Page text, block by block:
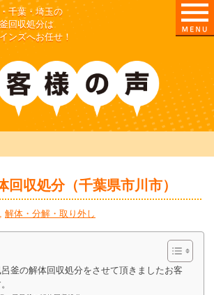
玉/千葉/神奈川の 風呂釜撤去・取外し・処分
千葉・埼玉の
回収処分は
ンズへお任せ！
回収処分（千葉県市川市）
, 解体・分解・取り外し
釜の解体回収処分をさせて頂きましたお客